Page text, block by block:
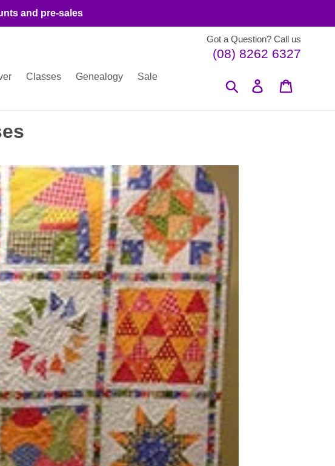
and pre-sales
Got a Question? Call us
(08) 8262 6327
Classes Genealogy
Sale
Search Log in